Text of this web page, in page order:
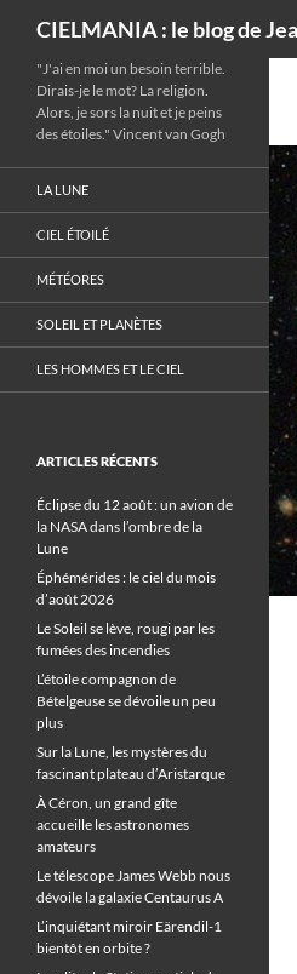
CIELMANIA : le blog de
"J'ai en moi un besoin terrible.
Dirais-je le mot? La religion.
Alors, je sors la nuit et je peins
des étoiles." Vincent van Gogh
LA LUNE
CIEL ÉTOILÉ
MÉTÉORES
SOLEIL ET PLANÈTES
LES HOMMES ET LE CIEL
ARTICLES RÉCENTS
Éclipse du 12 août : un avion de
la NASA dans l’ombre de la
Lune
Éphémérides : le ciel du mois
d’août 2026
Le Soleil se lève, rougi par les
fumées des incendies
L’étoile compagnon de
Bételgeuse se dévoile un peu
plus
Sur la Lune, les mystères du
fascinant plateau d’Aristarque
À Céron, un grand gîte
accueille les astronomes
amateurs
Le télescope James Webb nous
dévoile la galaxie Centaurus A
L’inquiétant miroir Eärendil-1
bientôt en orbite ?